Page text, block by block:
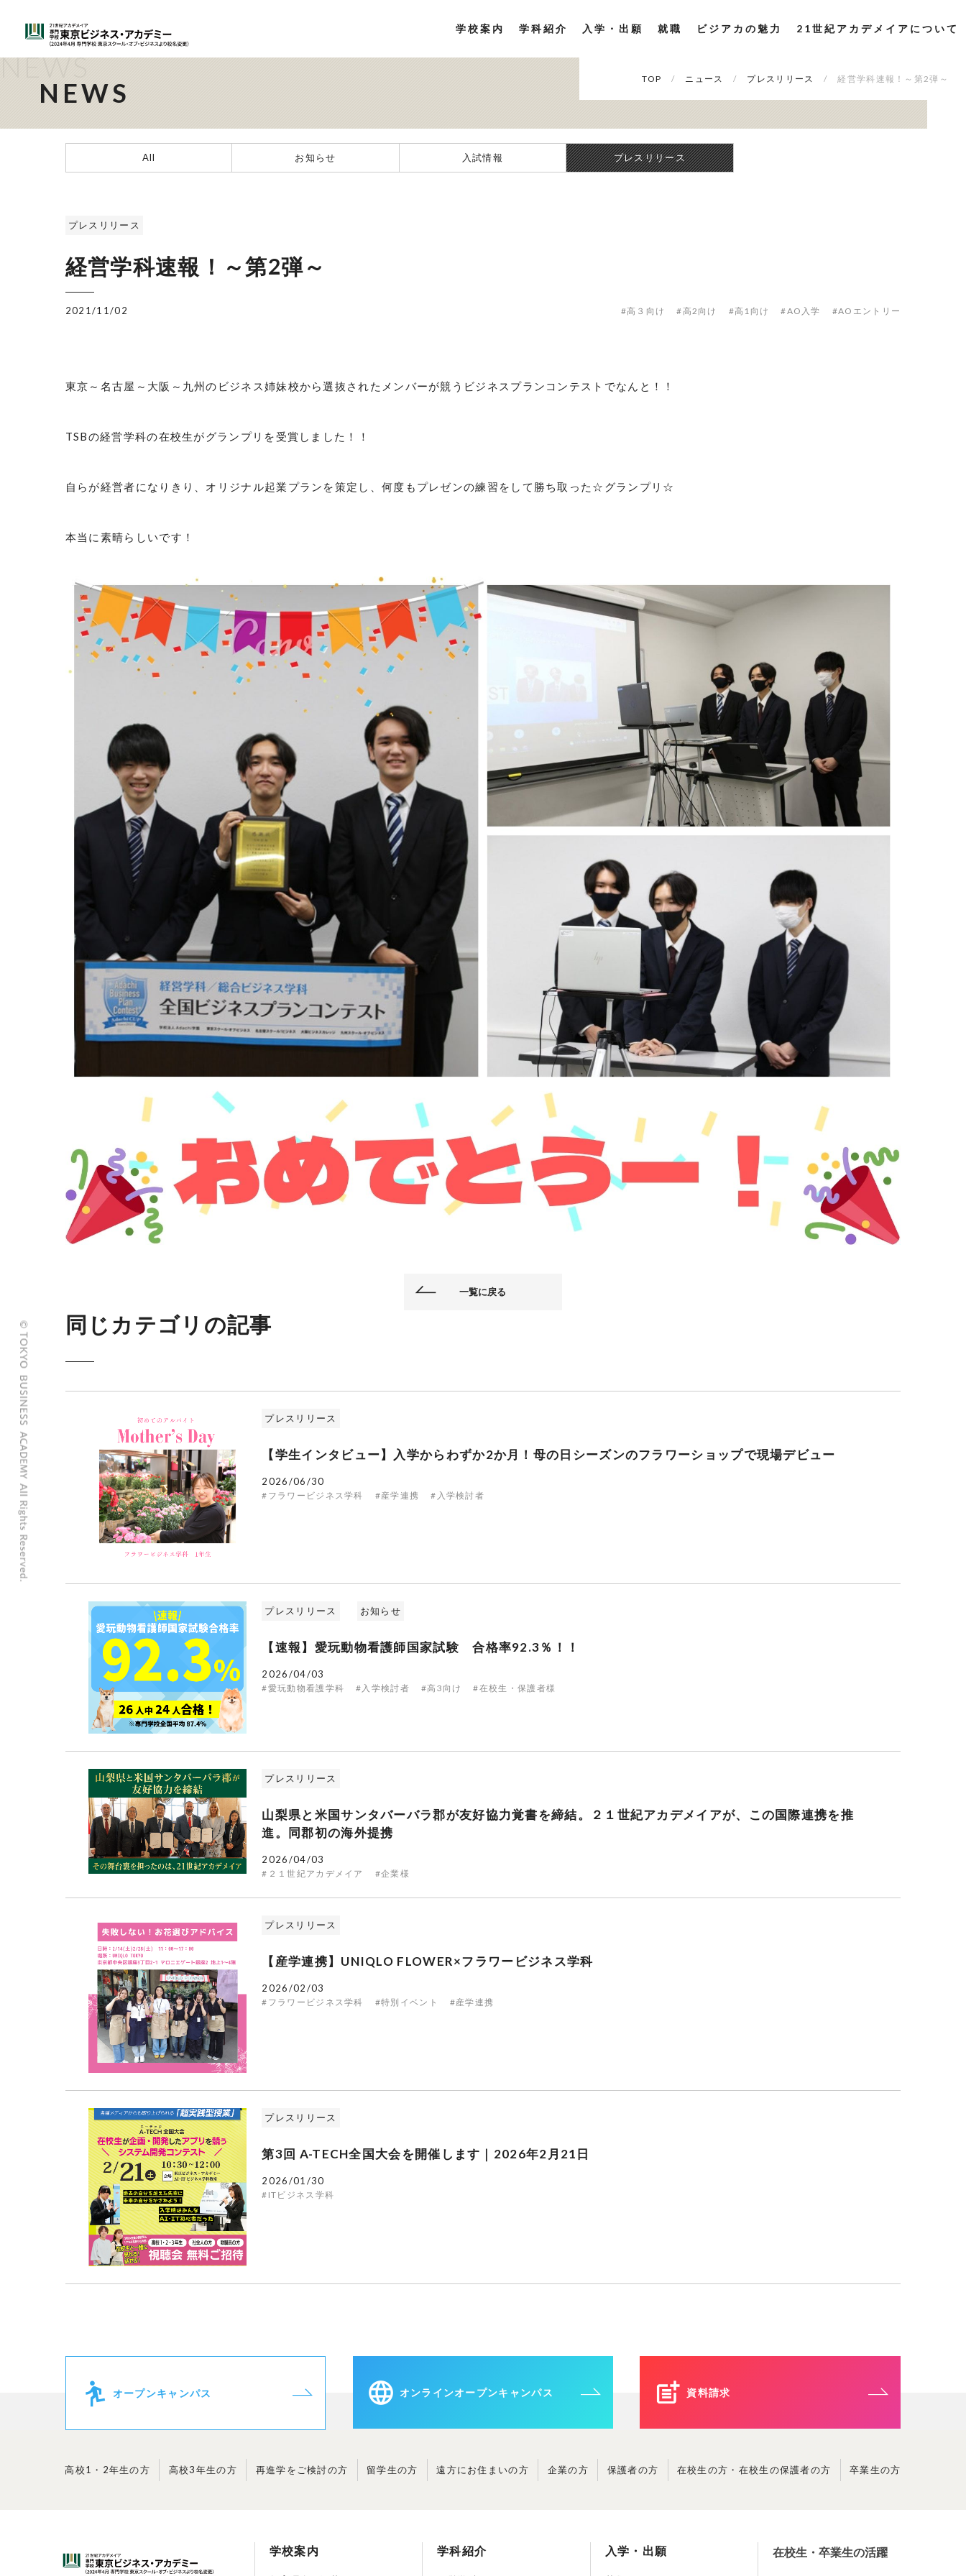
学校案内 学科紹介 入学・出願 就職 ビジアカの魅力 21世紀アカデメイアについて
TOP ニュース プレスリリース 経営学科速報！～第2弾～
NEWS
NEWS
All お知らせ 入試情報 プレスリリース
プレスリリース
経営学科速報！～第2弾～
2021/11/02 #高３向け #高2向け #高1向け #AO入学 #AOエントリー
東京～名古屋～大阪～九州のビジネス姉妹校から選抜されたメンバーが競うビジネスプランコンテストでなんと！！
TSBの経営学科の在校生がグランプリを受賞しました！！
自らが経営者になりきり、オリジナル起業プランを策定し、何度もプレゼンの練習をして勝ち取った☆グランプリ☆
本当に素晴らしいです！
一覧に戻る
同じカテゴリの記事
プレスリリース
【学生インタビュー】入学からわずか2か月！母の日シーズンのフラワーショップで現場デビュー
2026/06/30
#フラワービジネス学科 #産学連携 #入学検討者
プレスリリース お知らせ
【速報】愛玩動物看護師国家試験 合格率92.3％！！
2026/04/03
#愛玩動物看護学科 #入学検討者 #高3向け #在校生・保護者様
プレスリリース
山梨県と米国サンタバーバラ郡が友好協力覚書を締結。２１世紀アカデメイアが、この国際連携を推
進。同郡初の海外提携
2026/04/03
#２１世紀アカデメイア #企業様
プレスリリース
【産学連携】UNIQLO FLOWER×フラワービジネス学科
2026/02/03
#フラワービジネス学科 #特別イベント #産学連携
プレスリリース
第3回 A-TECH全国大会を開催します｜2026年2月21日
2026/01/30
#ITビジネス学科
オープンキャンパス オンラインオープンキャンパス 資料請求
高校1・2年生の方 高校3年生の方 再進学を ご検討の方 留学生の方 遠方に お住まいの方 企業の方 保護者の方 在校生の方・ 在校生の保護者の方 卒業生の方
学校案内 学科紹介 入学・出願 在校生・卒業生の活躍